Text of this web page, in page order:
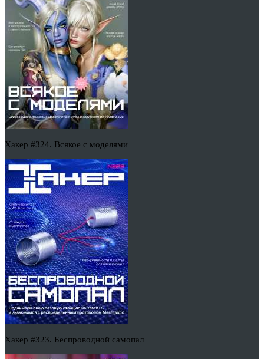
Хакер #324. Всякое с моделями
Хакер #323. Беспроводной самопал